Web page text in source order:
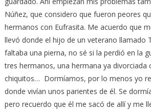
Núñez, que considero que fueron peores
hermanos con Eufrasita. Me acuerdo que
llevó donde el hijo de un veterano llamado
faltaba una pierna, no sé si la perdió en la
tres hermanos, una hermana ya divorciada
chiquitos… Dormíamos, por lo menos yo
donde vivían unos parientes de él. Se
pero recuerdo que él me sacó de allí y me